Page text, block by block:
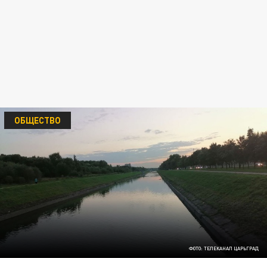
ФОТО: ТЕЛЕКАНАЛ ЦАРЬГРАД
ОБЩЕСТВО